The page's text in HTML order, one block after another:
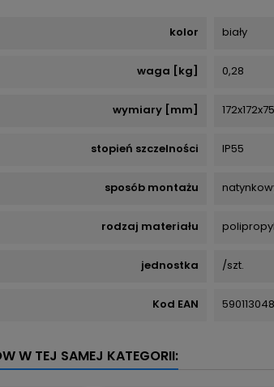
kolor biały
waga [kg] 0,28
wymiary [mm] 172x172x75
stopień szczelności IP55
sposób montażu
rodzaj materiału
jednostka /szt.
Kod EAN
W TEJ SAMEJ KATEGORII: